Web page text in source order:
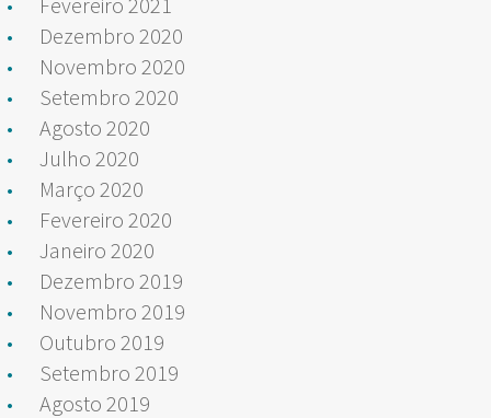
Dezembro 2020
Novembro 2020
Setembro 2020
Agosto 2020
Julho 2020
Março 2020
Fevereiro 2020
Janeiro 2020
Dezembro 2019
Novembro 2019
Outubro 2019
Setembro 2019
Agosto 2019